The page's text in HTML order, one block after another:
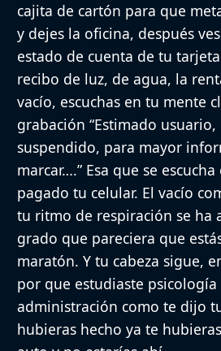
cajita de cartón para que
y dejes la oficina, después
estado de cuenta de tu
recibo de luz, de agua, la
vacío, escuchas en tu mente
grabación “Estimado
suspendido, para mayor
marcar….” Esa que se
pagado tu celular. El vacío
tu ritmo de respiración se ha
grado que pareciera que
maratón. Y tu cabeza sigue,
por que estudiaste psicología
administración como te dijo
hubieras hecho ya te